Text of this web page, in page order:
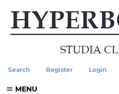
Search Register Login
MENU